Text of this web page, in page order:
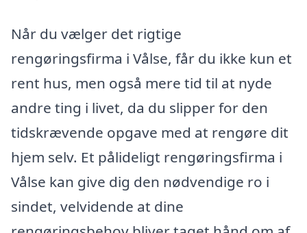
Når du vælger det rigtige
rengøringsfirma i Vålse, får du ikke kun et
rent hus, men også mere tid til at nyde
andre ting i livet, da du slipper for den
tidskrævende opgave med at rengøre dit
hjem selv. Et pålideligt rengøringsfirma i
Vålse kan give dig den nødvendige ro i
sindet, velvidende at dine